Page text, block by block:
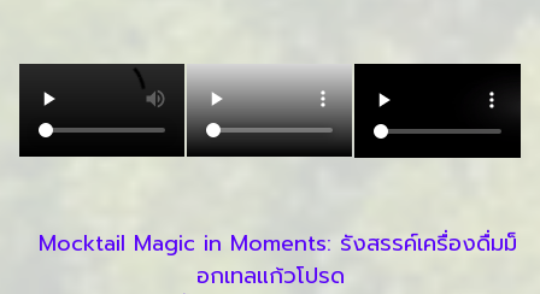
Mocktail Magic in Moments: รังสรรค์เครื่องดื่มม็
อกเทลแก้วโปรด